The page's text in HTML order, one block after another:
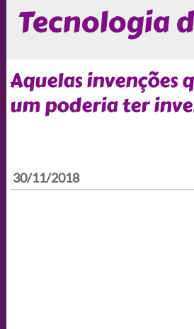
Tecnologia
Aquelas invenções
um poderia ter
30/11/2018